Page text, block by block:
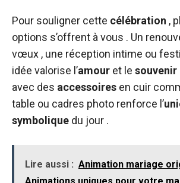
Pour souligner cette célébration ,
options s’offrent à vous . Un
vœux , une réception intime ou
idée valorise l’amour et le souvenir
avec des accessoires en cuir
table ou cadres photo renforce l’
symbolique du jour .
Lire aussi : Animation mariage